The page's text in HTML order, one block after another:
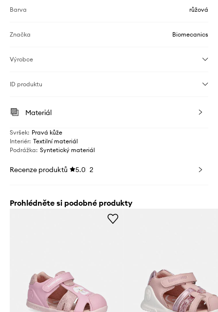
Barva růžová
Značka Biomecanics
Výrobce
ID produktu
Materiál
Svršek: Pravá kůže
Interiér: Textilní materiál
Podrážka: Syntetický materiál
Recenze produktů 5.0 2
Prohlédněte si podobné produkty